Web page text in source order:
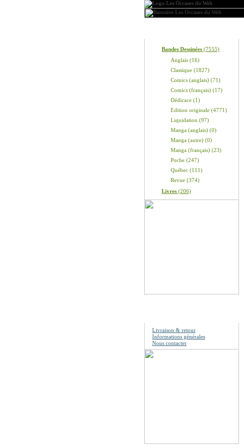
Bandes Dessinées (7555)
Anglais (16)
Classique (1827)
Comics (anglais) (71)
Comics (français) (17)
Dédicace (1)
Edition originale (4771)
Liquidation (97)
Manga (anglais) (0)
Manga (autre) (0)
Manga (français) (23)
Poche (247)
Québec (111)
Revue (374)
Livres (206)
Livraison & retour
Informations générales
Nous contacter